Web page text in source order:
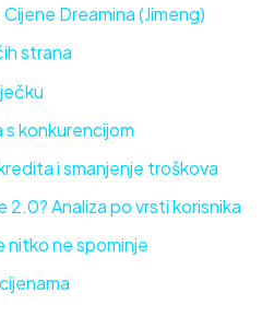
Dreamina (Jimeng)
strana
konkurencijom
i smanjenje troškova
2.0? Analiza po vrsti korisnika
nitko ne spominje